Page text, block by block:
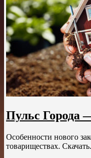
Пульс Города
Особенности нового
товариществах.